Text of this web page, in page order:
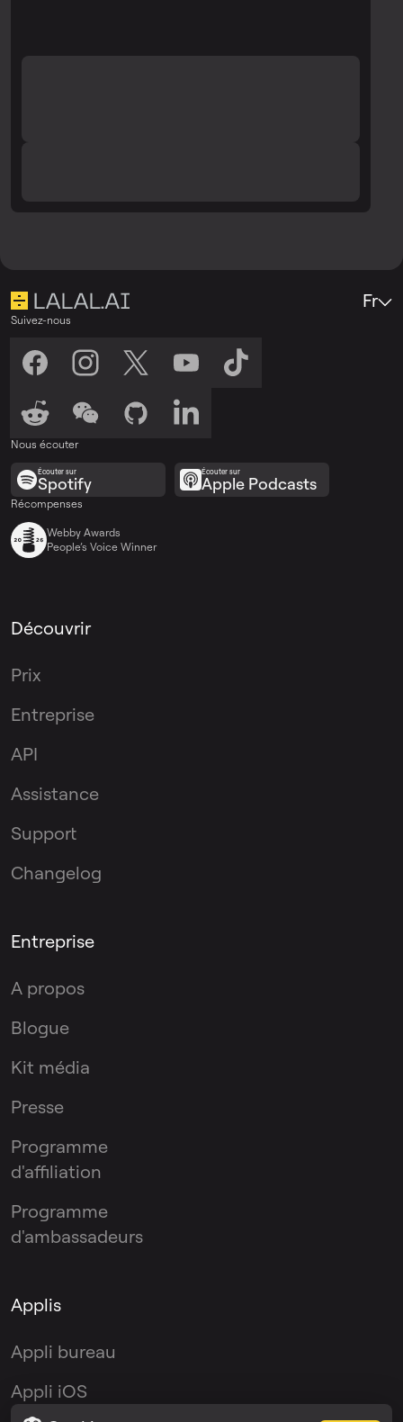
Suivez-nous
Nous écouter
Écouter sur
Spotify
Écouter sur
Apple Podcasts
Récompenses
Webby Awards
People’s Voice Winner
Fr
Découvrir
Prix
Entreprise
API
Assistance
Support
Changelog
Entreprise
A propos
Blogue
Kit média
Presse
Programme
d'affiliation
Programme
d'ambassadeurs
Applis
Appli bureau
Appli iOS